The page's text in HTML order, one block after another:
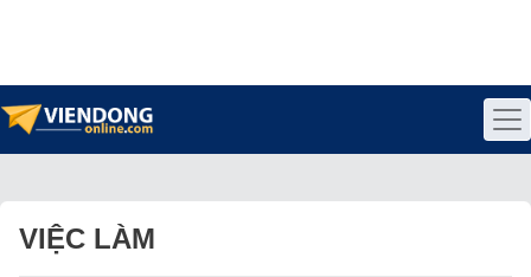
VIỆC LÀM